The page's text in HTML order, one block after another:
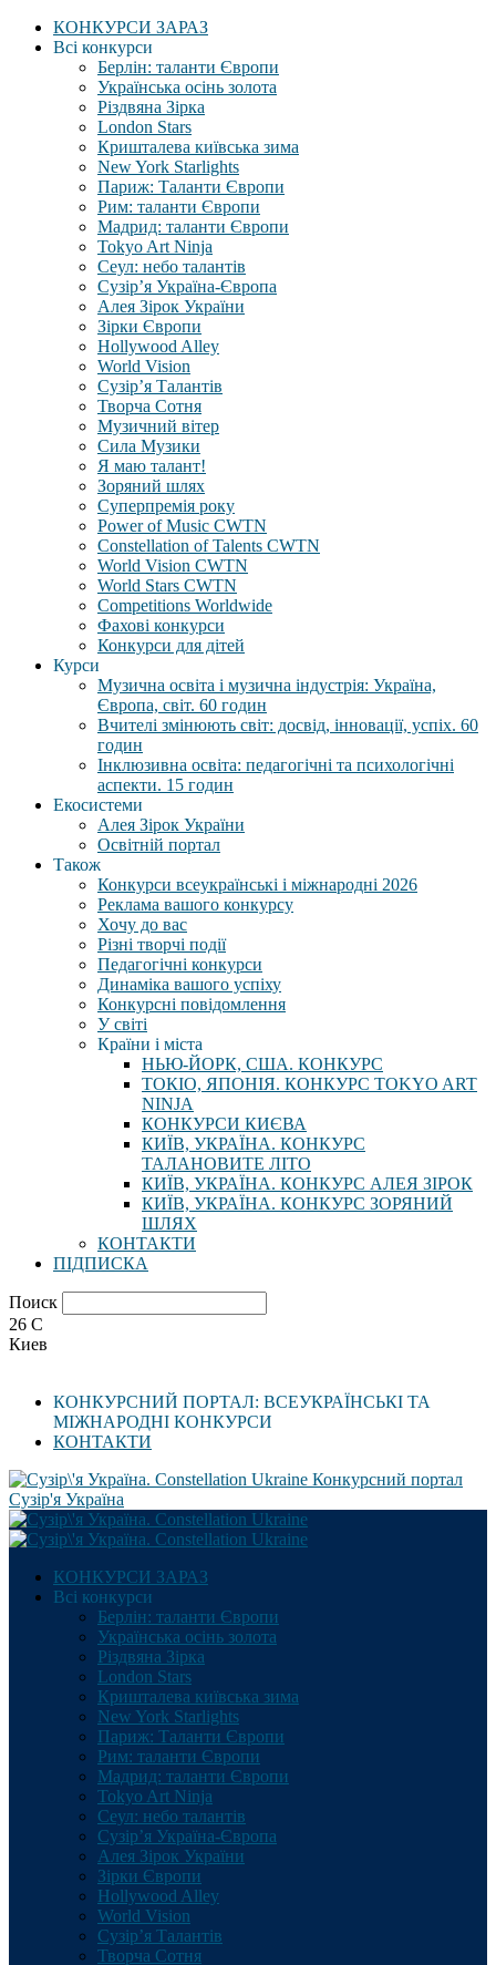
КОНКУРСИ ЗАРАЗ
Всі конкурси
Берлін: таланти Європи
Українська осінь золота
Різдвяна Зірка
London Stars
Кришталева київська зима
New York Starlights
Париж: Таланти Європи
Рим: таланти Європи
Мадрид: таланти Європи
Tokyo Art Ninja
Сеул: небо талантів
Сузір’я Україна-Європа
Алея Зірок України
Зірки Європи
Hollywood Alley
World Vision
Сузір’я Талантів
Творча Сотня
Музичний вітер
Сила Музики
Я маю талант!
Зоряний шлях
Суперпремія року
Power of Music CWTN
Constellation of Talents CWTN
World Vision CWTN
World Stars CWTN
Competitions Worldwide
Фахові конкурси
Конкурси для дітей
Курси
Музична освіта і музична індустрія: Україна,
Європа, світ. 60 годин
Вчителі змінюють світ: досвід, інновації, успіх. 60
годин
Інклюзивна освіта: педагогічні та психологічні
аспекти. 15 годин
Екосистеми
Алея Зірок України
Освітній портал
Також
Конкурси всеукраїнські і міжнародні 2026
Реклама вашого конкурсу
Хочу до вас
Різні творчі події
Педагогічні конкурси
Динаміка вашого успіху
Конкурсні повідомлення
У світі
Країни і міста
НЬЮ-ЙОРК, США. КОНКУРС
ТОКІО, ЯПОНІЯ. КОНКУРС TOKYO ART
NINJA
КОНКУРСИ КИЄВА
КИЇВ, УКРАЇНА. КОНКУРС
ТАЛАНОВИТЕ ЛІТО
КИЇВ, УКРАЇНА. КОНКУРС АЛЕЯ ЗІРОК
КИЇВ, УКРАЇНА. КОНКУРС ЗОРЯНИЙ
ШЛЯХ
КОНТАКТИ
ПІДПИСКА
Поиск
26 C
Киев
КОНКУРСНИЙ ПОРТАЛ: ВСЕУКРАЇНСЬКІ ТА
МІЖНАРОДНІ КОНКУРСИ
КОНТАКТИ
Конкурсний портал
Сузір'я Україна
КОНКУРСИ ЗАРАЗ
Всі конкурси
Берлін: таланти Європи
Українська осінь золота
Різдвяна Зірка
London Stars
Кришталева київська зима
New York Starlights
Париж: Таланти Європи
Рим: таланти Європи
Мадрид: таланти Європи
Tokyo Art Ninja
Сеул: небо талантів
Сузір’я Україна-Європа
Алея Зірок України
Зірки Європи
Hollywood Alley
World Vision
Сузір’я Талантів
Творча Сотня